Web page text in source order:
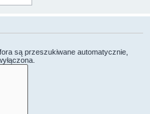
są przeszukiwane automatycznie,